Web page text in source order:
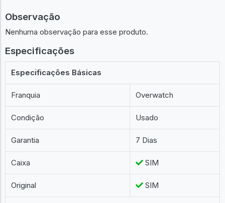
Observação
Nenhuma observação para esse produto.
Especificações
Especificações Básicas
Franquia Overwatch
Condição Usado
Garantia 7 Dias
Caixa SIM
Original SIM